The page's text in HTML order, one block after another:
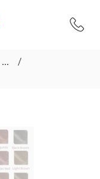
...